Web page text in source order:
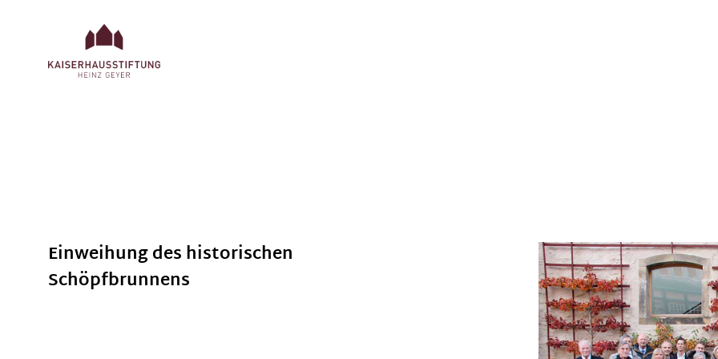
Einweihung des historischen
Schöpfbrunnens